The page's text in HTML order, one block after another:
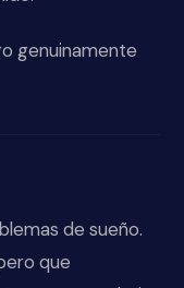
genuinamente
de sueño.
que